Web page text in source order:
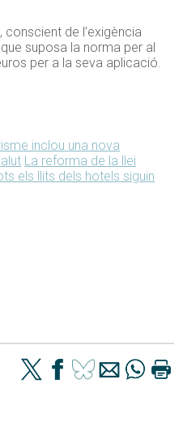
de l’exigència
suposa la norma per al
per a la seva aplicació.
inclou una nova
La reforma de la llei
els llits dels hotels siguin